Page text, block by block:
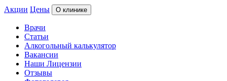
Акции Цены О клинике
Врачи
Статьи
Алкогольный калькулятор
Вакансии
Наши Лицензии
Отзывы